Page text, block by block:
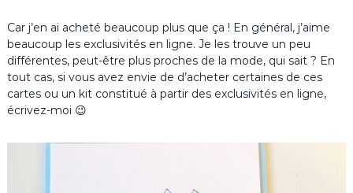
Car j’en ai acheté beaucoup plus que ça ! En général, j’aime
beaucoup les exclusivités en ligne. Je les trouve un peu
différentes, peut-être plus proches de la mode, qui sait ? En
tout cas, si vous avez envie de d’acheter certaines de ces
cartes ou un kit constitué à partir des exclusivités en ligne,
écrivez-moi 😉